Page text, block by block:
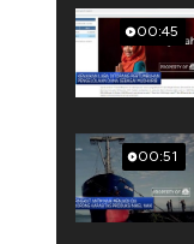
00:45
00:51